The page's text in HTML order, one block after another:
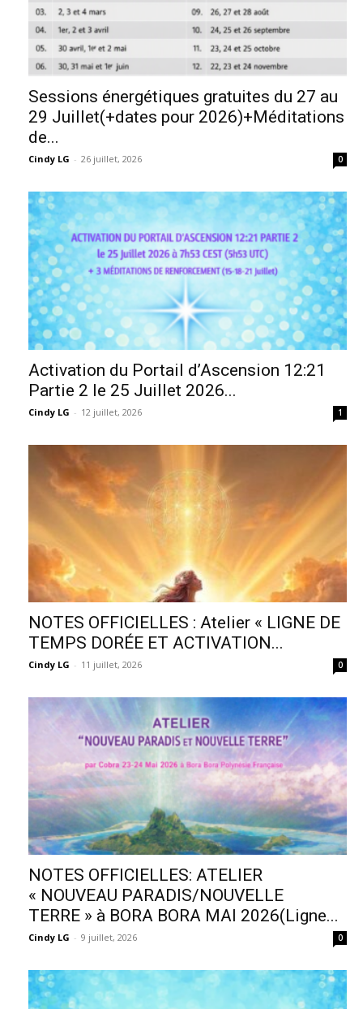
Sessions énergétiques gratuites du 27 au
29 Juillet(+dates pour 2026)+Méditations
de...
Cindy LG - 26 juillet, 2026 0
Activation du Portail d’Ascension 12:21
Partie 2 le 25 Juillet 2026...
Cindy LG - 12 juillet, 2026 1
NOTES OFFICIELLES : Atelier « LIGNE DE
TEMPS DORÉE ET ACTIVATION...
Cindy LG - 11 juillet, 2026 0
NOTES OFFICIELLES: ATELIER
« NOUVEAU PARADIS/NOUVELLE
TERRE » à BORA BORA MAI 2026(Ligne...
Cindy LG - 9 juillet, 2026 0